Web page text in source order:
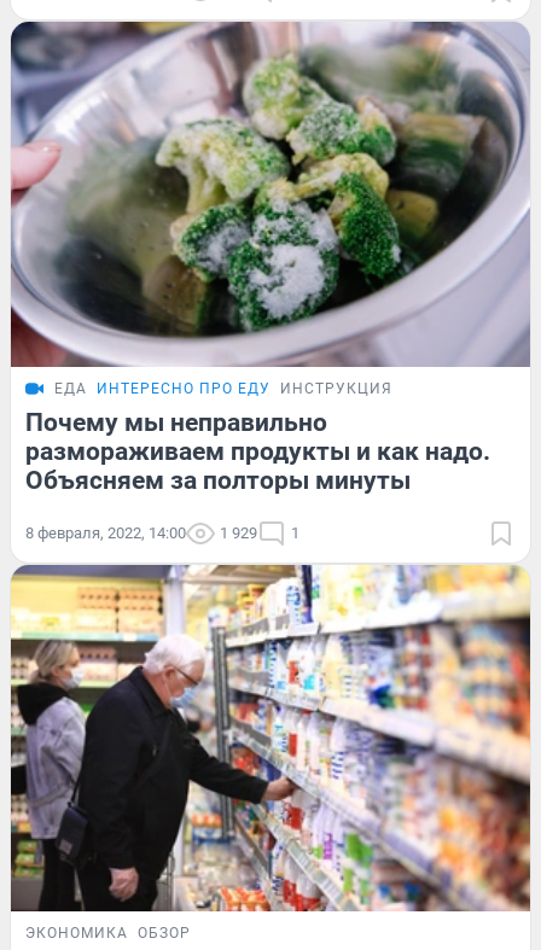
ЕДА ИНТЕРЕСНО ПРО ЕДУ ИНСТРУКЦИЯ
Почему мы неправильно
размораживаем продукты и как надо.
Объясняем за полторы минуты
8 февраля, 2022, 14:00 1 929 1
ЭКОНОМИКА ОБЗОР